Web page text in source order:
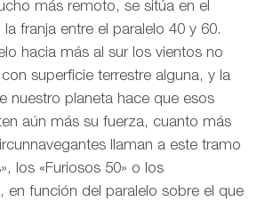
más remoto, se sitúa en el
la franja entre el paralelo 40 y 60.
hacia más al sur los vientos no
superficie terrestre alguna, y la
nuestro planeta hace que esos
aún más su fuerza, cuanto más
llaman a este tramo
los «Furiosos 50» o los
en función del paralelo sobre el que